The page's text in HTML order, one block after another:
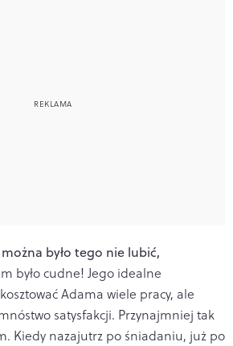
było tego nie lubić,
było cudne! Jego idealne
Adama wiele pracy, ale
satysfakcji. Przynajmniej tak
Kiedy nazajutrz po śniadaniu, już po